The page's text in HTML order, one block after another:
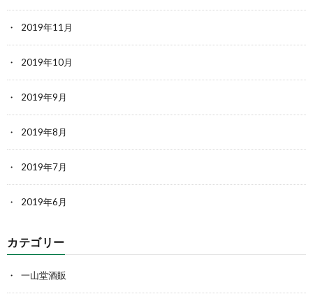
2019年11月
2019年10月
2019年9月
2019年8月
2019年7月
2019年6月
カテゴリー
一山堂酒販